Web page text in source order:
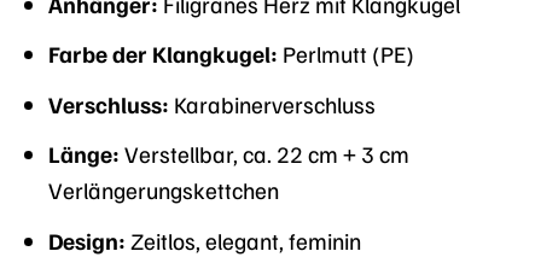
Farbe der Klangkugel: Perlmutt (PE)
Verschluss: Karabinerverschluss
Länge: Verstellbar, ca. 22 cm + 3 cm
Verlängerungskettchen
Design: Zeitlos, elegant, feminin